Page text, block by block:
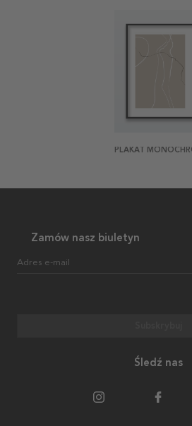
Zamów nasz biuletyn
Adres e-mail
Śledź nas